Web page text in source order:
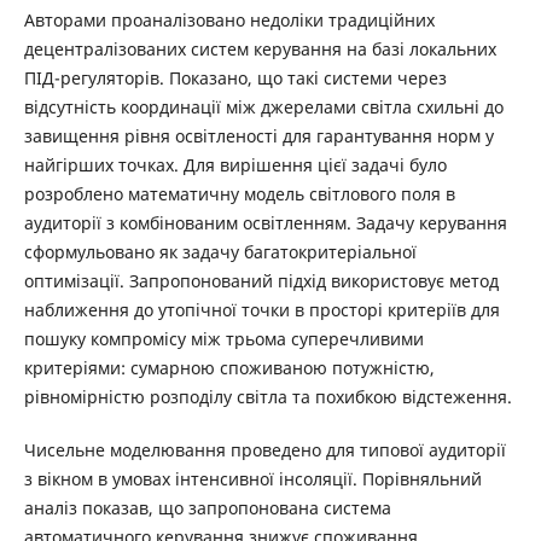
Авторами проаналізовано недоліки традиційних
децентралізованих систем керування на базі локальних
ПІД-регуляторів. Показано, що такі системи через
відсутність координації між джерелами світла схильні до
завищення рівня освітленості для гарантування норм у
найгірших точках. Для вирішення цієї задачі було
розроблено математичну модель світлового поля в
аудиторії з комбінованим освітленням. Задачу керування
сформульовано як задачу багатокритеріальної
оптимізації. Запропонований підхід використовує метод
наближення до утопічної точки в просторі критеріїв для
пошуку компромісу між трьома суперечливими
критеріями: сумарною споживаною потужністю,
рівномірністю розподілу світла та похибкою відстеження.
Чисельне моделювання проведено для типової аудиторії
з вікном в умовах інтенсивної інсоляції. Порівняльний
аналіз показав, що запропонована система